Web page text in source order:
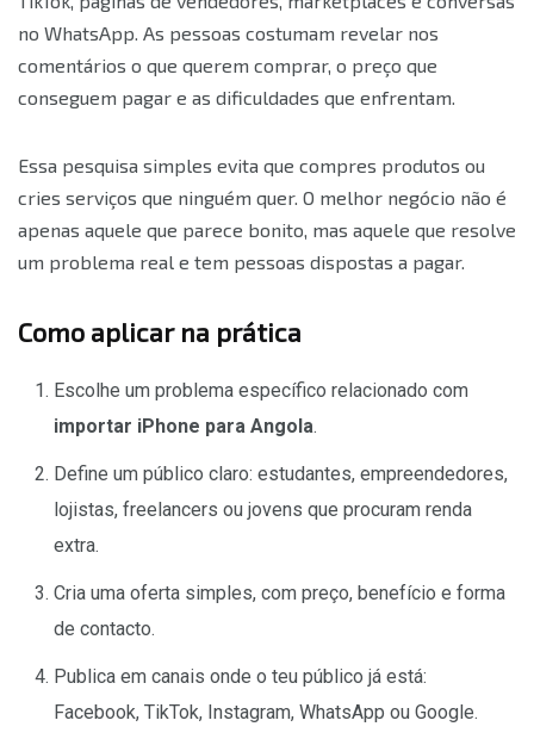
no WhatsApp. As pessoas costumam revelar nos
comentários o que querem comprar, o preço que
conseguem pagar e as dificuldades que enfrentam.
Essa pesquisa simples evita que compres produtos ou
cries serviços que ninguém quer. O melhor negócio não é
apenas aquele que parece bonito, mas aquele que resolve
um problema real e tem pessoas dispostas a pagar.
Como aplicar na prática
Escolhe um problema específico relacionado com
importar iPhone para Angola.
Define um público claro: estudantes, empreendedores,
lojistas, freelancers ou jovens que procuram renda
extra.
Cria uma oferta simples, com preço, benefício e forma
de contacto.
Publica em canais onde o teu público já está:
Facebook, TikTok, Instagram, WhatsApp ou Google.